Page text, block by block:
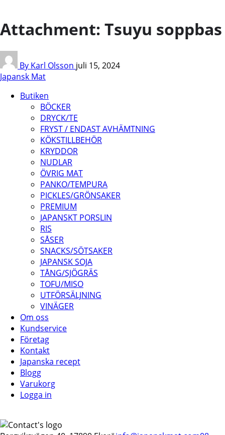
Attachment: Tsuyu soppbas
By Karl Olsson juli 15, 2024
Japansk Mat
Butiken
BÖCKER
DRYCK/TE
FRYST / ENDAST AVHÄMTNING
KÖKSTILLBEHÖR
KRYDDOR
NUDLAR
ÖVRIG MAT
PANKO/TEMPURA
PICKLES/GRÖNSAKER
PREMIUM
JAPANSKT PORSLIN
RIS
SÅSER
SNACKS/SÖTSAKER
JAPANSK SOJA
TÅNG/SJÖGRÄS
TOFU/MISO
UTFÖRSÄLJNING
VINÄGER
Om oss
Kundservice
Företag
Kontakt
Japanska recept
Blogg
Varukorg
Logga in